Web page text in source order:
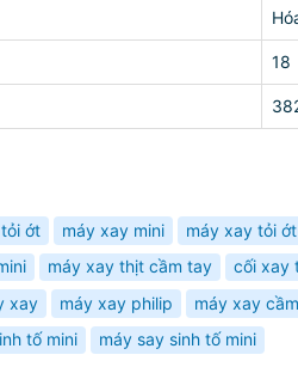
18
ớt máy xay mini máy xay tỏi
máy xay thịt cầm tay cối xay
xay máy xay philip máy xay
tố mini máy say sinh tố mini